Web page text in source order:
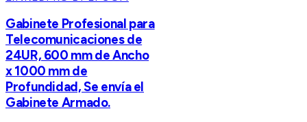
Gabinete Profesional para
Telecomunicaciones de
24UR, 600 mm de Ancho
x 1000 mm de
Profundidad, Se envía el
Gabinete Armado.